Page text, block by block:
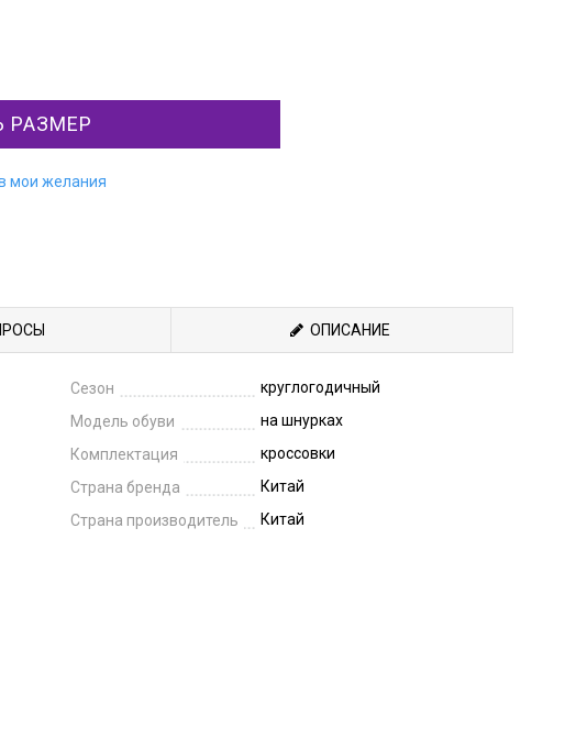
РАЗМЕР
мои желания
ОПИСАНИЕ
Сезон
круглогодичный
Модель обуви
на шнурках
Комплектация
кроссовки
Страна бренда
Китай
Страна производитель
Китай